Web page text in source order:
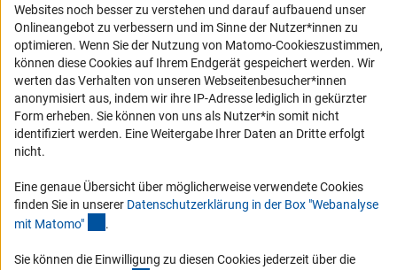
Service und Informationen für Menschen mit Behinderungen
Erklärung zur Barrierefreiheit
Barriere melden
DFG-aktuell
Erhalten Sie Neuigkeiten aus der DFG direkt in Ihr Mailpostfach oder
Zum Newsletter
Websites noch besser zu verstehen und darauf aufbauend unser
Onlineangebot zu verbessern und im Sinne der Nutzer*innen zu
optimieren. Wenn Sie der Nutzung von Matomo-Cookieszustimmen,
können diese Cookies auf Ihrem Endgerät gespeichert werden. Wir
werten das Verhalten von unseren Webseitenbesucher*innen
anonymisiert aus, indem wir ihre IP-Adresse lediglich in gekürzter
Form erheben. Sie können von uns als Nutzer*in somit nicht
identifiziert werden. Eine Weitergabe Ihrer Daten an Dritte erfolgt
nicht.
Eine genaue Übersicht über möglicherweise verwendete Cookies
finden Sie in unserer Datenschutzerklärung in der Box "Webanalyse
mit Matomo" .
Sie können die Einwilligung zu diesen Cookies jederzeit über die